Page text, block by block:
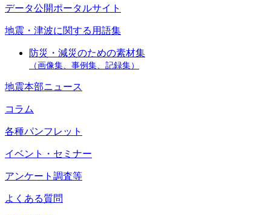
データ公開ポータルサイト
地震・津波に関する用語集
防災・減災のための素材集
（画像集、事例集、記録集）
地震本部ニュース
コラム
各種パンフレット
イベント・セミナー
アンケート調査等
よくある質問